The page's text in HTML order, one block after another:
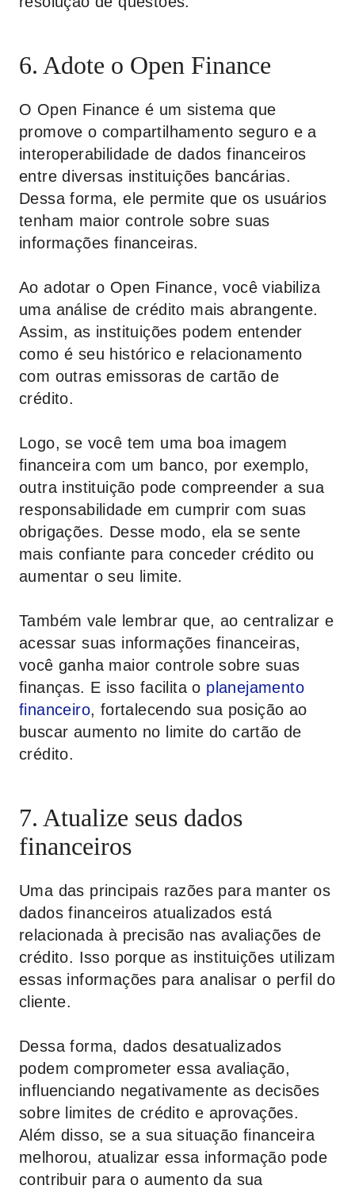
6. Adote o Open Finance
O Open Finance é um sistema que
promove o compartilhamento seguro e a
interoperabilidade de dados financeiros
entre diversas instituições bancárias.
Dessa forma, ele permite que os usuários
tenham maior controle sobre suas
informações financeiras.
Ao adotar o Open Finance, você viabiliza
uma análise de crédito mais abrangente.
Assim, as instituições podem entender
como é seu histórico e relacionamento
com outras emissoras de cartão de
crédito.
Logo, se você tem uma boa imagem
financeira com um banco, por exemplo,
outra instituição pode compreender a sua
responsabilidade em cumprir com suas
obrigações. Desse modo, ela se sente
mais confiante para conceder crédito ou
aumentar o seu limite.
Também vale lembrar que, ao centralizar e
acessar suas informações financeiras,
você ganha maior controle sobre suas
finanças. E isso facilita o planejamento
financeiro, fortalecendo sua posição ao
buscar aumento no limite do cartão de
crédito.
7. Atualize seus dados
financeiros
Uma das principais razões para manter os
dados financeiros atualizados está
relacionada à precisão nas avaliações de
crédito. Isso porque as instituições utilizam
essas informações para analisar o perfil do
cliente.
Dessa forma, dados desatualizados
podem comprometer essa avaliação,
influenciando negativamente as decisões
sobre limites de crédito e aprovações.
Além disso, se a sua situação financeira
melhorou, atualizar essa informação pode
contribuir para o aumento da sua